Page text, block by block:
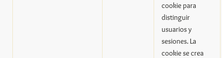
cookie para
distinguir
usuarios y
sesiones. La
cookie se crea